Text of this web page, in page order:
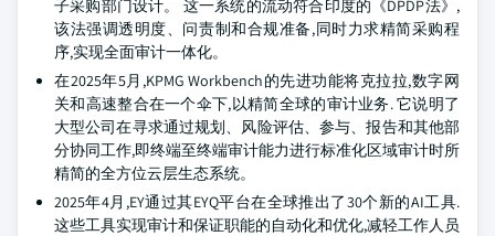
子采购部门设计。 这一系统的流动符合印度的《DPDP法》,
该法强调透明度、问责制和合规准备,同时力求精简采购程
序,实现全面审计一体化。
在2025年5月,KPMG Workbench的先进功能将克拉拉,数字网
关和高速整合在一个伞下,以精简全球的审计业务. 它说明了
大型公司在寻求通过规划、风险评估、参与、报告和其他部
分协同工作,即终端至终端审计能力进行标准化区域审计时所
精简的全方位云层生态系统。
2025年4月,EY通过其EYQ平台在全球推出了30个新的AI工具.
这些工具实现审计和保证职能的自动化和优化,减轻工作人员